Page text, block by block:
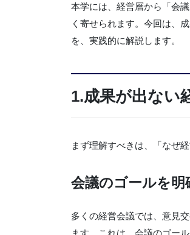
本学には、経営層から「会
く寄せられます。今回は、
を、実践的に解説します。
1.成果が出ない
まず理解すべきは、「なぜ
会議のゴールを
多くの経営会議では、意見
ます。これは、会議のゴー